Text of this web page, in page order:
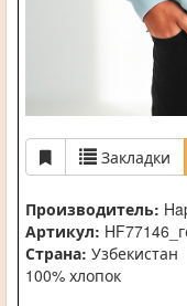
Закладки
Производитель:
Артикул:
Страна: Узбекистан
100% хлопок